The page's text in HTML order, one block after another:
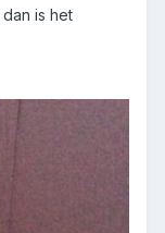
is het